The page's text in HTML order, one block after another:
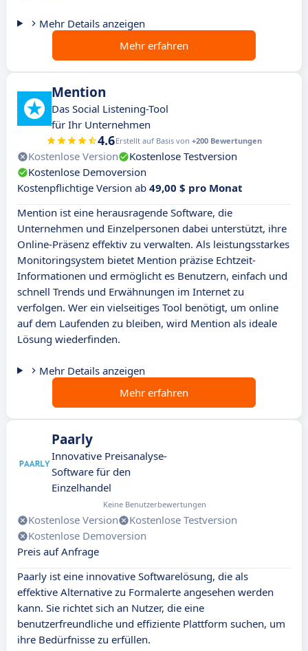
Mehr Details anzeigen
Mehr erfahren
Mention
Das Social Listening-Tool
für Ihr Unternehmen
4.6Erstellt auf Basis von +200 Bewertungen
Kostenlose Version
Kostenlose Testversion
Kostenlose Demoversion
Kostenpflichtige Version ab 49,00 $ pro Monat
Mention ist eine herausragende Software, die
Unternehmen und Einzelpersonen dabei unterstützt, ihre
Online-Präsenz effektiv zu verwalten. Als leistungsstarkes
Monitoringsystem bietet Mention präzise Echtzeit-
Informationen und ermöglicht es Benutzern, einfach und
schnell Trends und Erwähnungen im Internet zu
verfolgen. Wer ein vielseitiges Tool benötigt, um online
auf dem Laufenden zu bleiben, wird Mention als ideale
Lösung wiederfinden.
Mehr Details anzeigen
Mehr erfahren
Paarly
Innovative Preisanalyse-
Software für den
Einzelhandel
Keine Benutzerbewertungen
Kostenlose Version
Kostenlose Testversion
Kostenlose Demoversion
Preis auf Anfrage
Paarly ist eine innovative Softwarelösung, die als
effektive Alternative zu Formalerte angesehen werden
kann. Sie richtet sich an Nutzer, die eine
benutzerfreundliche und effiziente Plattform suchen, um
ihre Bedürfnisse zu erfüllen.